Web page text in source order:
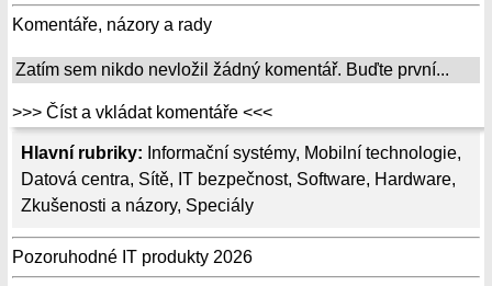
Hlavní rubriky: Informační systémy, Mobilní technologie,
Datová centra, Sítě, IT bezpečnost, Software, Hardware,
Zkušenosti a názory, Speciály
Pozoruhodné IT produkty 2026
Komentáře, názory a rady
Zatím sem nikdo nevložil žádný komentář. Buďte první...
>>> Číst a vkládat komentáře <<<